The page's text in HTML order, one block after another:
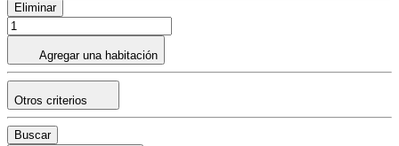
Eliminar
Agregar una habitación
Otros criterios
Buscar